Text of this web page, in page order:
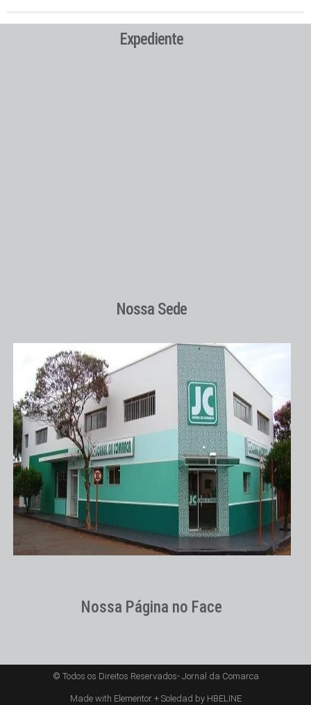
Expediente
Nossa Sede
Nossa Página no Face
© Todos os Direitos Reservados- Jornal da Comarca
Made with Elementor + Soledad by HBELINE